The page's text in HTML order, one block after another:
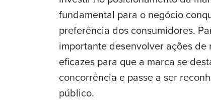
fundamental para o negócio
preferência dos consumidores.
importante desenvolver ações de
eficazes para que a marca se
concorrência e passe a ser
público.